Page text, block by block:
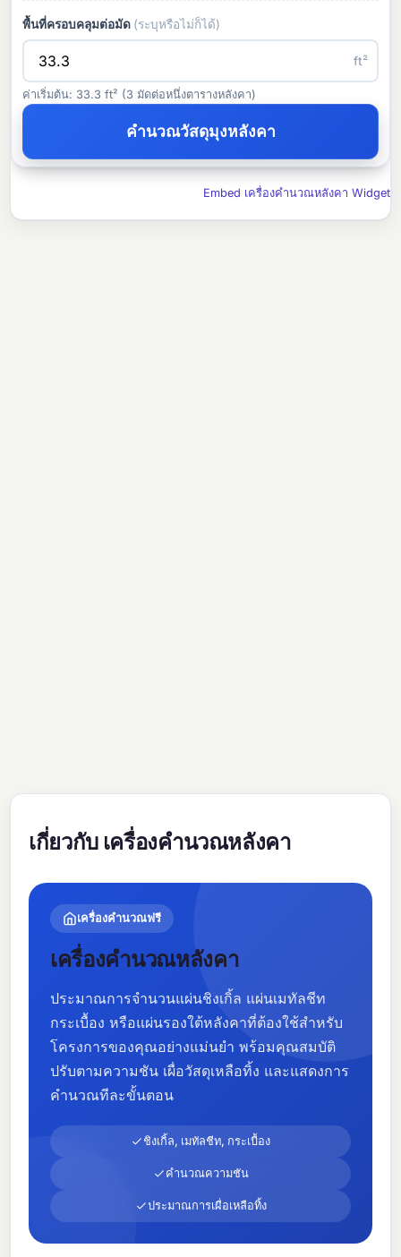
พื้นที่ครอบคลุมต่อมัด (ระบุหรือไม่ก็ได้)
ft²
ค่าเริ่มต้น: 33.3 ft² (3 มัดต่อหนึ่งตารางหลังคา)
คำนวณวัสดุมุงหลังคา
Embed เครื่องคำนวณหลังคา Widget
เกี่ยวกับ เครื่องคำนวณหลังคา
เครื่องคำนวณฟรี
เครื่องคำนวณหลังคา
ประมาณการจำนวนแผ่นชิงเกิ้ล แผ่นเมทัลชีท
กระเบื้อง หรือแผ่นรองใต้หลังคาที่ต้องใช้สำหรับ
โครงการของคุณอย่างแม่นยำ พร้อมคุณสมบัติ
ปรับตามความชัน เผื่อวัสดุเหลือทิ้ง และแสดงการ
คำนวณทีละขั้นตอน
ชิงเกิ้ล, เมทัลชีท, กระเบื้อง
คำนวณความชัน
ประมาณการเผื่อเหลือทิ้ง